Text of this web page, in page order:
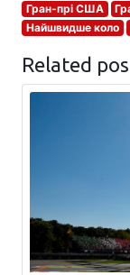
Гран-прі США
Найшвидше коло
Related